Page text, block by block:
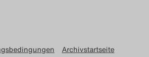
Archivstartseite